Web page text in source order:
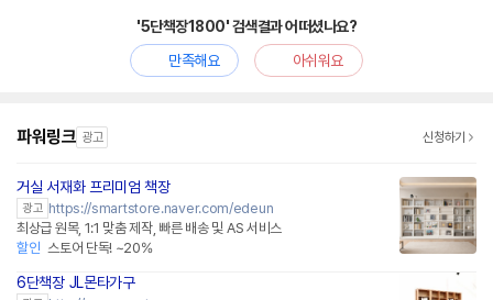
'5단책장1800' 검색결과 어떠셨나요?
만족해요
아쉬워요
파워링크 광고 신청하기
거실 서재화 프리미엄 책장
광고 https://smartstore.naver.com/edeun
최상급 원목, 1:1 맞춤 제작, 빠른 배송 및 AS 서비스
할인 스토어 단독! ~20%
6단책장 JL몬타가구